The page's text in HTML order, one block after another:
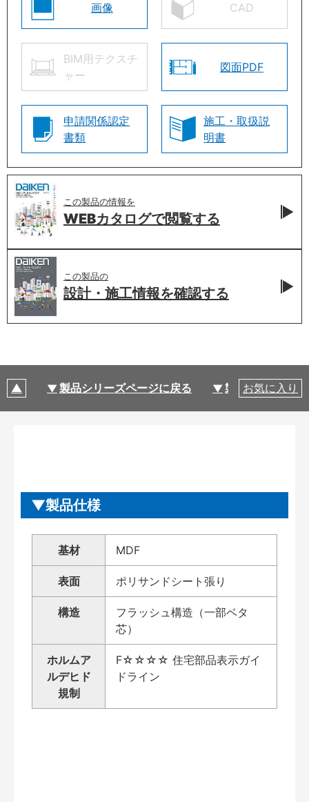
画像 CAD
BIM用テクスチ
ャー
図面PDF
申請関係認定
書類
施工・取扱説
明書
この製品の情報を
WEBカタログで閲覧する
この製品の
設計・施工情報を確認する
製品シリーズページに戻る 製品仕様
お気に入り
製品仕様
基材 MDF
表面 ポリサンドシート張り
構造
フラッシュ構造（一部ベタ
芯）
ホルムア
ルデヒド
規制
F☆☆☆☆ 住宅部品表示ガイ
ドライン